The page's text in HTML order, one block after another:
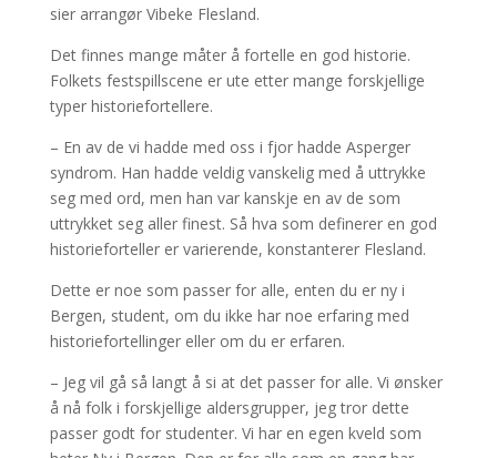
sier arrangør Vibeke Flesland.
Det finnes mange måter å fortelle en god historie.
Folkets festspillscene er ute etter mange forskjellige
typer historiefortellere.
– En av de vi hadde med oss i fjor hadde Asperger
syndrom. Han hadde veldig vanskelig med å uttrykke
seg med ord, men han var kanskje en av de som
uttrykket seg aller finest. Så hva som definerer en god
historieforteller er varierende, konstanterer Flesland.
Dette er noe som passer for alle, enten du er ny i
Bergen, student, om du ikke har noe erfaring med
historiefortellinger eller om du er erfaren.
– Jeg vil gå så langt å si at det passer for alle. Vi ønsker
å nå folk i forskjellige aldersgrupper, jeg tror dette
passer godt for studenter. Vi har en egen kveld som